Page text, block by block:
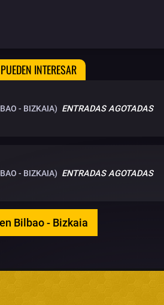
INTERESAR
- BIZKAIA) ENTRADAS AGOTADAS
- BIZKAIA) ENTRADAS AGOTADAS
Bilbao - Bizkaia